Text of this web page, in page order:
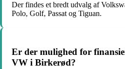
Der findes et bredt udvalg af
Polo, Golf, Passat og Tiguan.
Er der mulighed for
VW i Birkerød?